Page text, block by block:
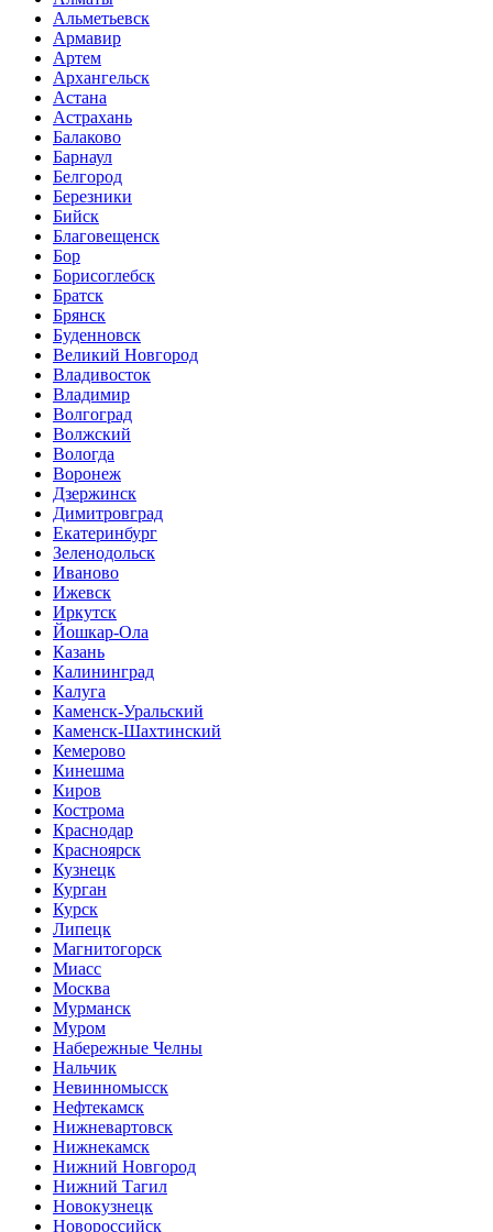
Альметьевск
Армавир
Артем
Архангельск
Астана
Астрахань
Балаково
Барнаул
Белгород
Березники
Бийск
Благовещенск
Бор
Борисоглебск
Братск
Брянск
Буденновск
Великий Новгород
Владивосток
Владимир
Волгоград
Волжский
Вологда
Воронеж
Дзержинск
Димитровград
Екатеринбург
Зеленодольск
Иваново
Ижевск
Иркутск
Йошкар-Ола
Казань
Калининград
Калуга
Каменск-Уральский
Каменск-Шахтинский
Кемерово
Кинешма
Киров
Кострома
Краснодар
Красноярск
Кузнецк
Курган
Курск
Липецк
Магнитогорск
Миасс
Москва
Мурманск
Муром
Набережные Челны
Нальчик
Невинномысск
Нефтекамск
Нижневартовск
Нижнекамск
Нижний Новгород
Нижний Тагил
Новокузнецк
Новороссийск